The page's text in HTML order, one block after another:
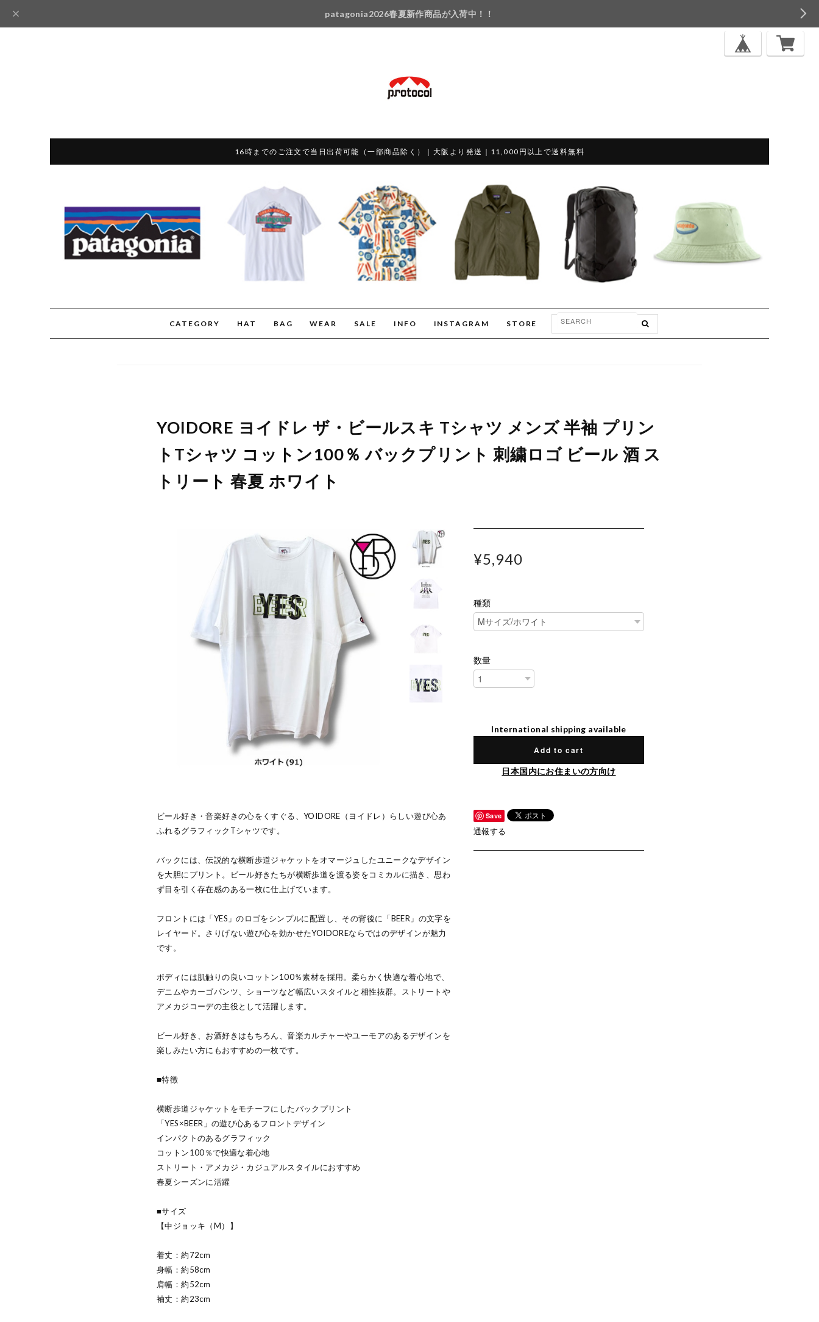
patagonia2026春夏新作商品が入荷中！！
16時までのご注文で当日出荷可能（一部商品除く）｜大阪より発送｜11,000円以上で送料無料
CATEGORY HAT BAG WEAR SALE INFO INSTAGRAM STORE
YOIDORE ヨイドレ ザ・ビールスキ Tシャツ メンズ 半袖 プリン
トTシャツ コットン100％ バックプリント 刺繍ロゴ ビール 酒 ス
トリート 春夏 ホワイト
ビール好き・音楽好きの心をくすぐる、YOIDORE（ヨイドレ）らしい遊び心あ
ふれるグラフィックTシャツです。
バックには、伝説的な横断歩道ジャケットをオマージュしたユニークなデザイン
を大胆にプリント。ビール好きたちが横断歩道を渡る姿をコミカルに描き、思わ
ず目を引く存在感のある一枚に仕上げています。
フロントには「YES」のロゴをシンプルに配置し、その背後に「BEER」の文字を
レイヤード。さりげない遊び心を効かせたYOIDOREならではのデザインが魅力
です。
ボディには肌触りの良いコットン100％素材を採用。柔らかく快適な着心地で、
デニムやカーゴパンツ、ショーツなど幅広いスタイルと相性抜群。ストリートや
アメカジコーデの主役として活躍します。
ビール好き、お酒好きはもちろん、音楽カルチャーやユーモアのあるデザインを
楽しみたい方にもおすすめの一枚です。
■特徴
横断歩道ジャケットをモチーフにしたバックプリント
「YES×BEER」の遊び心あるフロントデザイン
インパクトのあるグラフィック
コットン100％で快適な着心地
ストリート・アメカジ・カジュアルスタイルにおすすめ
春夏シーズンに活躍
■サイズ
【中ジョッキ（M）】
着丈：約72cm
身幅：約58cm
肩幅：約52cm
袖丈：約23cm
¥5,940
種類
数量
International shipping available
Add to cart
日本国内にお住まいの方向け
Save
通報する